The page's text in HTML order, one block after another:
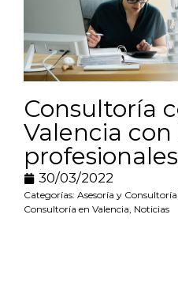
Consultoría
Valencia
profesionales
30/03/2022
Categorías: Asesoría y
Consultoría en Valencia, Noticias